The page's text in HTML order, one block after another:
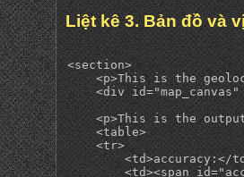
Liệt kê 3. Bản đồ và
<section>
<p>This is the
<div id="map_canvas"
<p>This is the
    <table>
    <tr>
<td>accuracy:</
<td><span